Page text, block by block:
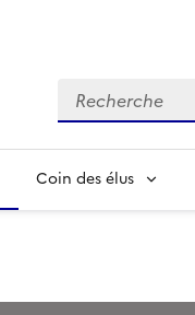
Recherche
Coin des élus